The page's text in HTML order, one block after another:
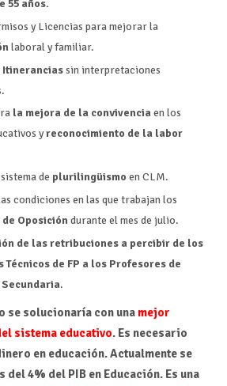
55 años.
y Licencias para mejorar la
laboral y familiar.
Itineranciassin interpretaciones
la mejora de la convivenciaen los
yreconocimiento de la labor
de plurilingüismo en CLM.
condiciones en las que trabajan los
Oposicióndurante el mes de julio.
de las retribuciones a percibir de los
Técnicos de FP a los Profesores de
Secundaria.
se solucionaría con una mejor
sistema educativo. Es necesario
en educación. Actualmente se
del 4% del PIB en Educación. Es una